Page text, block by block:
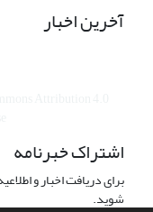
آخرین اخبار
اشتراک خبرنامه
برای دریافت اخبار و
شوید.